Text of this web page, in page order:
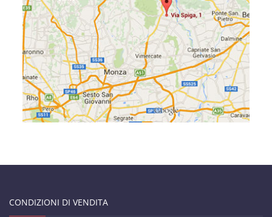
CONDIZIONI DI VENDITA